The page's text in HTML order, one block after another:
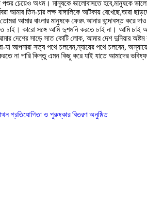
চেয়েও অধম। মানুষকে ভালোবাসতে হবে,মানুষকে ভালো
আমার তিন-চার লক্ষ বাঙ্গালিকে আটকায়
আমার বাংলার মানুষকে ফেরৎ আনার বন্দোবস্ত
কারো সঙ্গে আমি দুশমনি করতে চাই না। আমি
সাড়ে সাত কোটি লোক, আমার দেশ দুনিয়ার অষ্টম
আপনারা সত্য পথে চলবেন,ন্যায়ের পথে চলবেন,
না পারি কিন্তু এমন কিছু করে যাই যাতে আমাদের
প্রতিযোগিতা ও পুরুষ্কার বিতরণ অনুষ্ঠিত